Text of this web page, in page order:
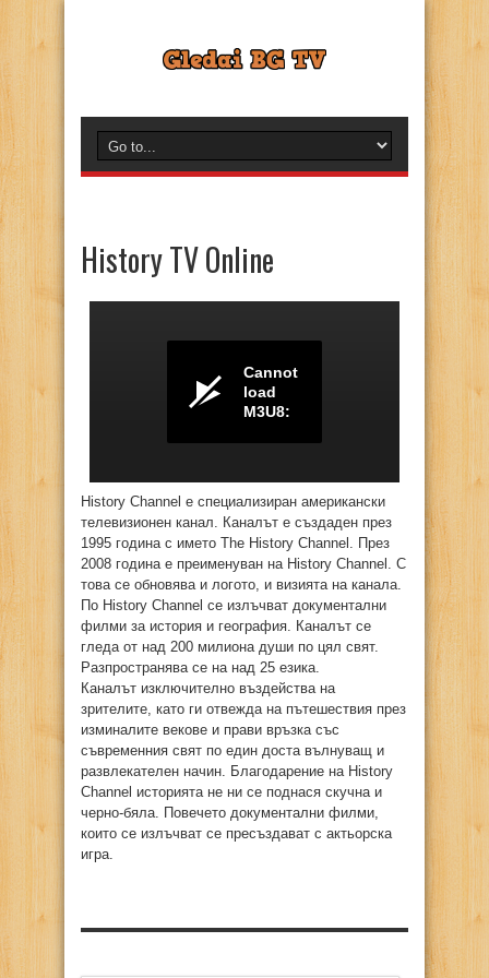
History TV Online
History Channel е специализиран американски
телевизионен канал. Каналът е създаден през
1995 година с името The History Channel. През
2008 година е преименуван на History Channel. С
това се обновява и логото, и визията на канала.
По History Channel се излъчват документални
филми за история и география. Каналът се
гледа от над 200 милиона души по цял свят.
Разпространява се на над 25 езика.
Каналът изключително въздейства на
зрителите, като ги отвежда на пътешествия през
изминалите векове и прави връзка със
съвременния свят по един доста вълнуващ и
развлекателен начин. Благодарение на History
Channel историята не ни се поднася скучна и
черно-бяла. Повечето документални филми,
които се излъчват се пресъздават с актьорска
игра.